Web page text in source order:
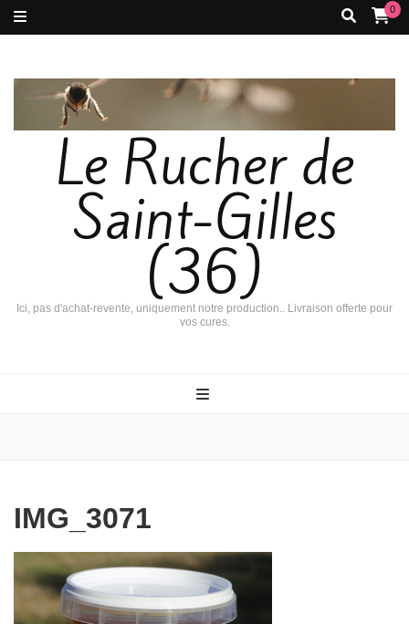
0
Le Rucher de
Saint-Gilles
(36)
Ici, pas d'achat-revente, uniquement notre production.. Livraison offerte pour
vos cures.
IMG_3071